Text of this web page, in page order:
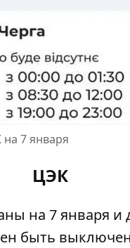
7 января
ЦЭК
на 7 января и
быть